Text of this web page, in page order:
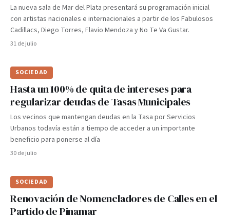
La nueva sala de Mar del Plata presentará su programación inicial
con artistas nacionales e internacionales a partir de los Fabulosos
Cadillacs, Diego Torres, Flavio Mendoza y No Te Va Gustar.
31 de julio
SOCIEDAD
Hasta un 100% de quita de intereses para
regularizar deudas de Tasas Municipales
Los vecinos que mantengan deudas en la Tasa por Servicios
Urbanos todavía están a tiempo de acceder a un importante
beneficio para ponerse al día
30 de julio
SOCIEDAD
Renovación de Nomencladores de Calles en el
Partido de Pinamar